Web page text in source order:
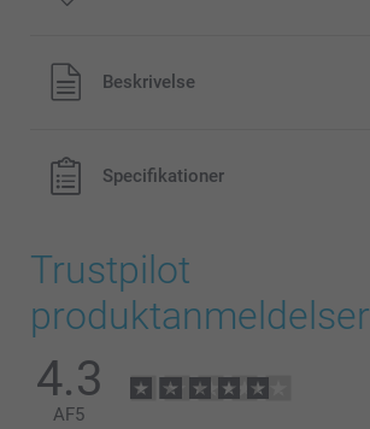
Alle priser inklusive moms og uden
forsendelsesomkostninger
Beskrivelse
Specifikationer
Trustpilot
produktanmeldelser
4.3
AF5